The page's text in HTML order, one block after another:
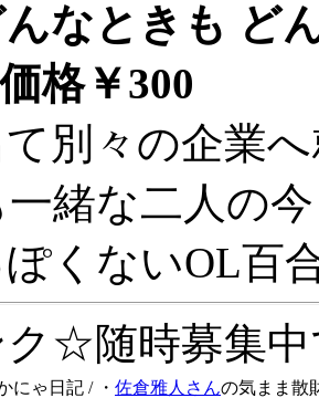
んなときも ど
格￥300
別々の企業
一緒な二人の
くないOL百
ク☆随時募集
にゃ日記 / ・ 佐倉雅人さんの気まま散